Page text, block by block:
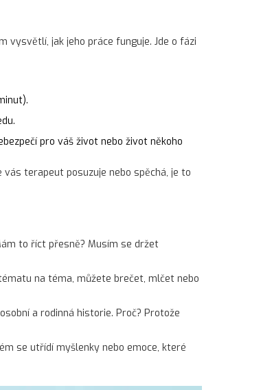
vysvětlí, jak jeho práce funguje. Jde o fázi
pro váš život nebo život někoho
terapeut posuzuje nebo spěchá, je to
to říct přesně? Musím se držet
na téma, můžete brečet, mlčet nebo
a rodinná historie. Proč? Protože
se utřídí myšlenky nebo emoce, které